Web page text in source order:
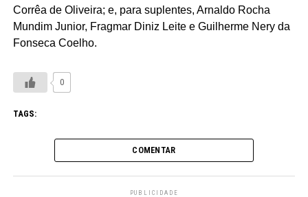
Corrêa de Oliveira; e, para suplentes, Arnaldo Rocha
Mundim Junior, Fragmar Diniz Leite e Guilherme Nery da
Fonseca Coelho.
0
TAGS:
COMENTAR
PUBLICIDADE